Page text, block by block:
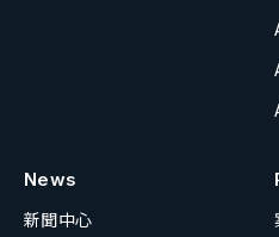
News
新聞中心